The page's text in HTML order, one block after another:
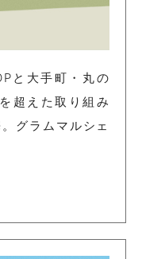
と大手町・丸の
超えた取り組み
グラムマルシェ